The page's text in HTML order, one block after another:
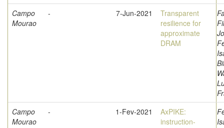
Campo
Mourao
- 7-Jun-2021
Transparent
resilience for
approximate
DRAM
Campo
Mourao
- 1-Fev-2021
AxPIKE:
instruction-